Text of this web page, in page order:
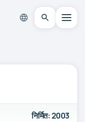
निर्मित: 2003